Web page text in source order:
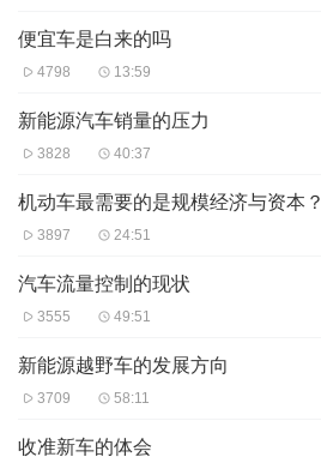
便宜车是白来的吗
4798 13:59
新能源汽车销量的压力
3828 40:37
机动车最需要的是规模经济与资本？
3897 24:51
汽车流量控制的现状
3555 49:51
新能源越野车的发展方向
3709 58:11
收准新车的体会